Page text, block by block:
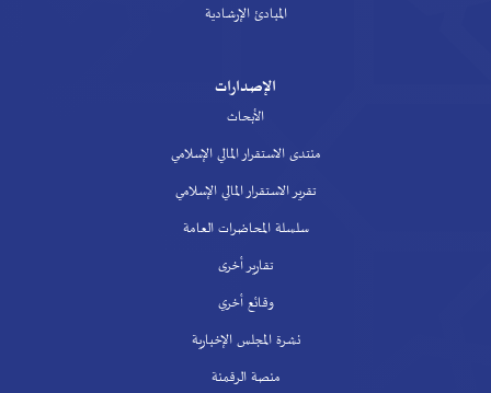
المبادئ الإرشادية
الإصدارات
الأبحاث
منتدى الاستقرار المالي الإسلامي
تقرير الاستقرار المالي الإسلامي
سلسلة المحاضرات العامة
تقارير أخرى
وقائع أخري
نشرة المجلس الإخبارية
منصة الرقمنة